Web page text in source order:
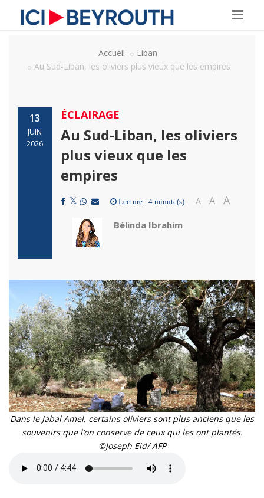
Accueil
Liban
Au Sud-Liban, les oliviers plus vieux que les empires
13
JUIN
2026
ÉCLAIRAGE
Au Sud-Liban, les oliviers
plus vieux que les
empires
Lecture : 4 minute(s) A A A
Bélinda Ibrahim
Dans le Jabal Amel, certains oliviers sont plus anciens que les
souvenirs que l’on conserve de ceux qui les ont plantés.
©Joseph Eid/ AFP